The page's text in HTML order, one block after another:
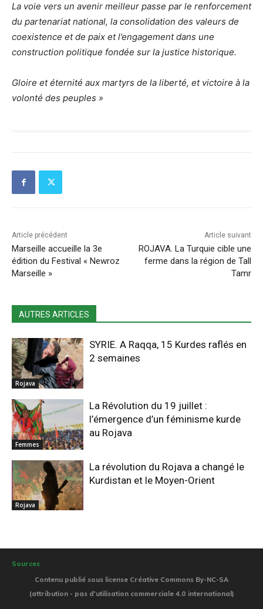
La voie vers un avenir meilleur passe par le renforcement
du partenariat national, la consolidation des valeurs de
coexistence et de paix et l’engagement dans une
construction politique fondée sur la justice historique.
Gloire et éternité aux martyrs de la liberté, et victoire à la
volonté des peuples »
Article précédent
Marseille accueille la 3e
édition du Festival « Newroz
Marseille »
Article suivant
ROJAVA. La Turquie cible une
ferme dans la région de Tall
Tamr
AUTRES ARTICLES
Rojava
SYRIE. A Raqqa, 15 Kurdes raflés en
2 semaines
Femmes
La Révolution du 19 juillet :
l’émergence d’un féminisme kurde
au Rojava
Rojava
La révolution du Rojava a changé le
Kurdistan et le Moyen-Orient
Sources
Contenu publié sous license Créative Commons By-NC-SA
(attribution - pas d'utilisation commerciale 4.0 international)